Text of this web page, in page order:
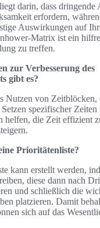
darin, dass dringende
erfordern,
Auswirkungen auf
Matrix ist ein
zu treffen.
zur Verbesserung des
gibt es?
Nutzen von
spezifischer
helfen, die Zeit effizient
Prioritätenliste?
kann erstellt werden,
diese dann nach
und schließlich die
platzieren. Damit
sich auf das